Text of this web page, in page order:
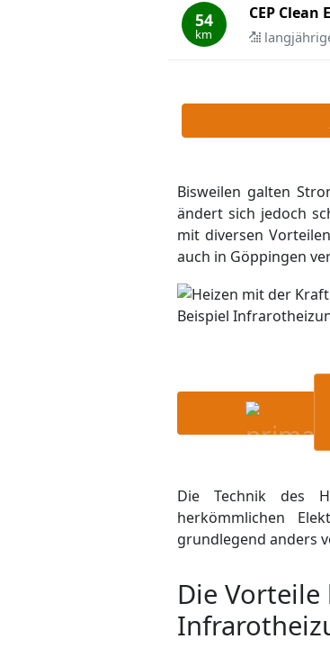
54
km
CEP Clean
Bisweilen galten
ändert sich jedoch
mit diversen
auch in Göppingen
Beispiel
Die Technik des
herkömmlichen
grundlegend anders
Die